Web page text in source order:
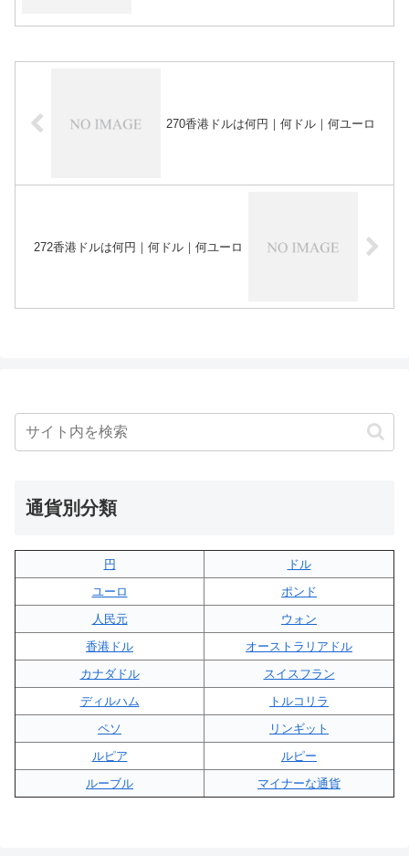
270香港ドルは何円｜何ドル｜何ユーロ
272香港ドルは何円｜何ドル｜何ユーロ
通貨別分類
円
ドル
ユーロ
ポンド
人民元
ウォン
香港ドル
オーストラリアドル
カナダドル
スイスフラン
ディルハム
トルコリラ
ペソ
リンギット
ルピア
ルピー
ルーブル
マイナーな通貨